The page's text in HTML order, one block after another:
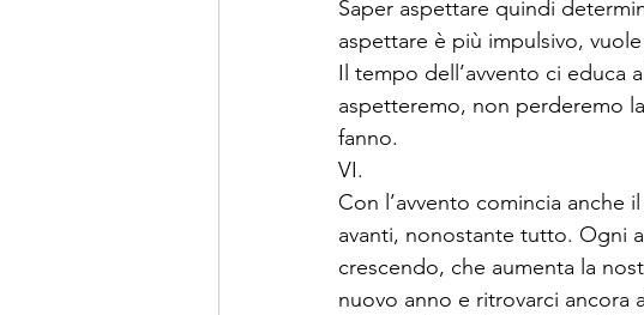
Saper aspettare quindi
aspettare è più impulsivo,
Il tempo dell’avvento ci educa
aspetteremo, non perderemo
fanno.
VI.
Con l’avvento comincia anche
avanti, nonostante tutto. Ogni
crescendo, che aumenta la
nuovo anno e ritrovarci ancora